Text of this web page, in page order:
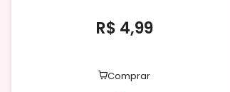
R$ 4,99
Comprar